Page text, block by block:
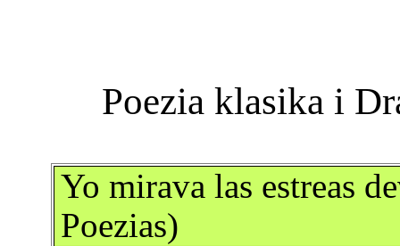
Yo mirava las estreas
Poezias)